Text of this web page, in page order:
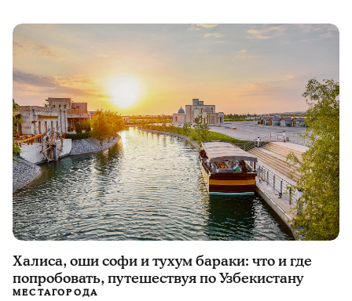
Халиса, оши софи и тухум бараки: что и где
попробовать, путешествуя по Узбекистану
МЕСТАГОРОДА